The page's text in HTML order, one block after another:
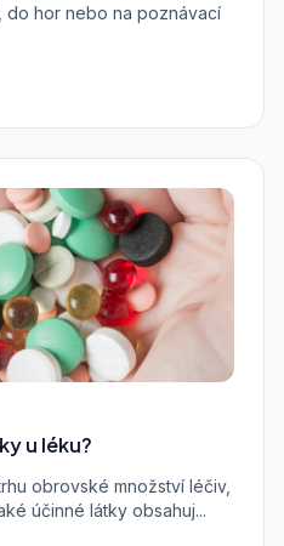
do hor nebo na poznávací
u léku?
obrovské množství léčiv,
účinné látky obsahuj...